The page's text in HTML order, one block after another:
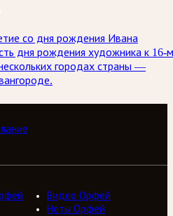
со дня рождения Ивана
дня рождения художника к 16-
городах страны —
Видео Орфей
Ноты Орфей